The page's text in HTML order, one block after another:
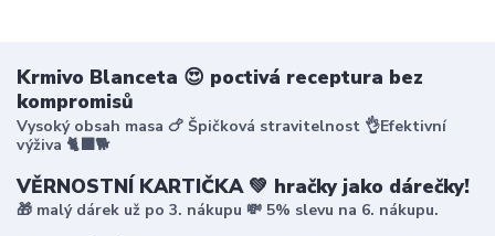
Krmivo Blanceta 😍 poctivá receptura bez
kompromisů
Vysoký obsah masa 🍗 Špičková stravitelnost 👌Efektivní
výživa 🐈‍⬛🐕
VĚRNOSTNÍ KARTIČKA 💚 hračky jako dárečky!
🎁 malý dárek už po 3. nákupu 💸 5% slevu na 6. nákupu.